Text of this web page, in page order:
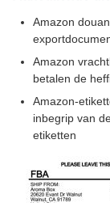
Amazon
Amazon
betalen de
Amazon-
inbegrip van
etiketten